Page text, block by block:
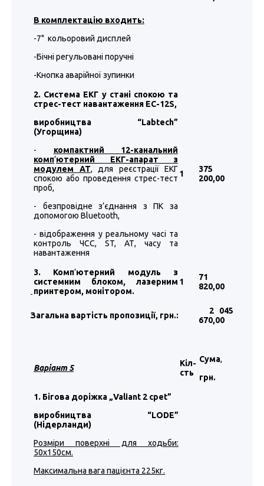
В комплектацію входить:
-7" кольоровий дисплей
-Бічні регульовані поручні
-Кнопка аварійної зупинки
2. Система ЕКГ у стані спокою та
стрес-тест навантаження EC-12S,
виробництва “Labtech”
(Угорщина)
- компактний 12-канальний
комп’ютерний ЕКГ-апарат з
модулем АТ, для реєстрації ЕКГ
спокою або проведення стрес-тест
проб,
- безпровідне з’єднання з ПК за
допомогою Bluetooth,
- відображення у реальному часі та
контроль ЧСС, ST, АТ, часу та
навантаження
1
375
200,00
3. Комп’ютерний модуль з
системним блоком, лазерним
принтером, монітором.
1
71
820,00
Загальна вартість пропозиції, грн.:
2 045
670,00
Варіант 5
Кіл-
сть
Сума,
грн.
1. Бігова доріжка „Valiant 2 cpet”
виробництва “LODE”
(Нідерланди)
Розміри поверхні для ходьби:
50х150см.
Максимальна вага пацієнта 225кг.